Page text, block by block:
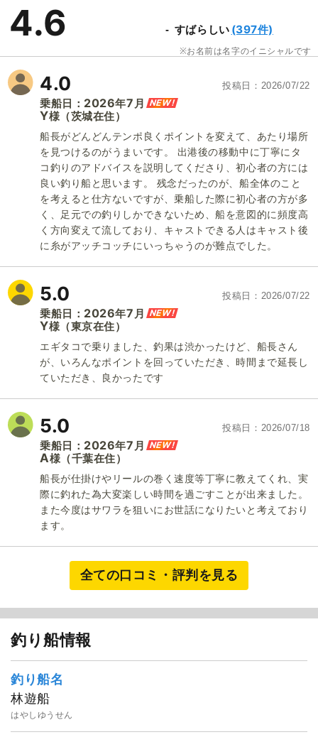
4.6 すばらしい (397件)
お名前は名字のイニシャルです
4.0 投稿日 2026/07/22
乗船日： 2026年7 月 NEW!
Y様 （茨城在住）
船長がどんどんテンポ良くポイントを変えて、あたり場所
を見つけるのがうまいです。 出港後の移動中に丁寧にタ
コ釣りのアドバイスを説明してくださり、初心者の方には
良い釣り船と思います。 残念だったのが、船全体のこと
を考えると仕方ないですが、乗船した際に初心者の方が多
く、足元での釣りしかできないため、船を意図的に頻度高
く方向変えて流しており、キャストできる人はキャスト後
に糸がアッチコッチにいっちゃうのが難点でした。
5.0 投稿日 2026/07/22
乗船日： 2026年7 月 NEW!
Y様 （東京在住）
エギタコで乗りました、釣果は渋かったけど、船長さん
が、いろんなポイントを回っていただき、時間まで延長し
ていただき、良かったです
5.0 投稿日 2026/07/18
乗船日： 2026年7 月 NEW!
A様 （千葉在住）
船長が仕掛けやリールの巻く速度等丁寧に教えてくれ、実
際に釣れた為大変楽しい時間を過ごすことが出来ました。
また今度はサワラを狙いにお世話になりたいと考えており
ます。
全ての口コミ・評判を見る
釣り船情報
釣り船名
林遊船
はやしゆうせん